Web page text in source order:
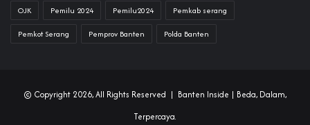
OJK Pemilu 2024 Pemilu2024 Pemkab serang
Pemkot Serang Pemprov Banten Polda Banten
© Copyright 2026, All Rights Reserved | Banten Inside | Beda, Dalam,
Terpercaya.